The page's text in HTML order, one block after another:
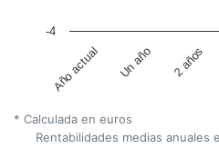
Año actual Un año 2 años
-4
* Calculada en euros
Rentabilidades medias